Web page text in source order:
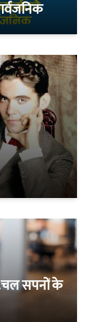
सपनों के